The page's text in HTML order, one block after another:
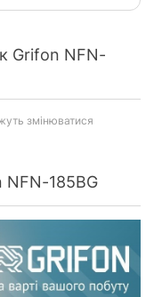
Grifon NFN-
змінюватися
185BG